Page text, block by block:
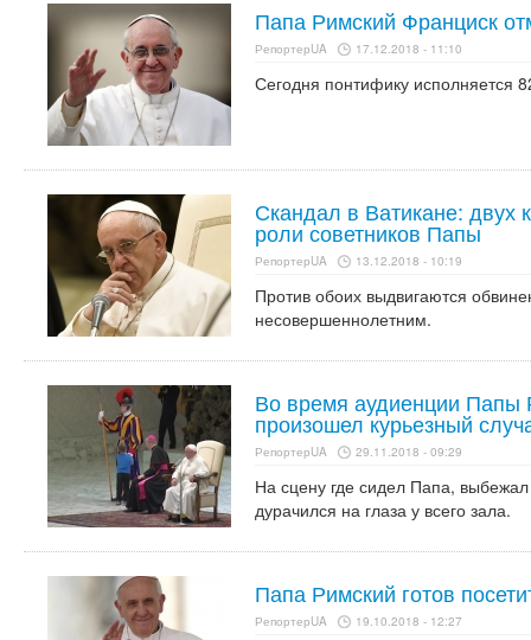
Папа Римский Франциск
РепортерUA 17.12.2018 - 11:10
Сегодня понтифику исполняется
Скандал в Ватикане: двух
роли советников Папы
РепортерUA 13.12.2018 - 10:19
Против обоих выдвигаются
несовершеннолетним.
Во время аудиенции Папы
произошел курьезный
РепортерUA 29.11.2018 - 09:29
На сцену где сидел Папа,
дурачился на глаза у всего зала.
Папа Римский готов
РепортерUA 19.10.2018 - 12:27